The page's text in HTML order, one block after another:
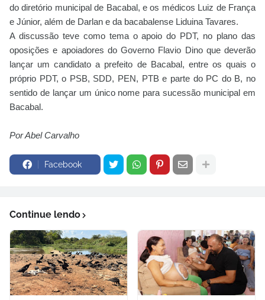
do diretório municipal de Bacabal, e os médicos Luiz de França
e Júnior, além de Darlan e da bacabalense Liduina Tavares.
A discussão teve como tema o apoio do PDT, no plano das
oposições e apoiadores do Governo Flavio Dino que deverão
lançar um candidato a prefeito de Bacabal, entre os quais o
próprio PDT, o PSB, SDD, PEN, PTB e parte do PC do B, no
sentido de lançar um único nome para sucessão municipal em
Bacabal.
Por Abel Carvalho
Facebook
Continue lendo